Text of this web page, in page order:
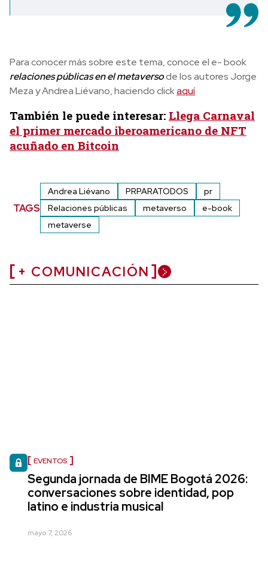
Para conocer más sobre este tema, conoce el e- book
relaciones públicas en el metaversode los autores Jorge
Meza y Andrea Liévano, haciendo clickaquí
También le puede interesar: Llega Carnaval
el primer mercado iberoamericano de NFT
acuñado en Bitcoin
TAGS
Andrea Liévano PRPARATODOS
pr
Relaciones públicas
metaverso
e-book
metaverse
+ COMUNICACIÓN
EVENTOS
Segunda jornada de BIME Bogotá 2026:
conversaciones sobre identidad, pop
latino e industria musical
mayo 7, 2026